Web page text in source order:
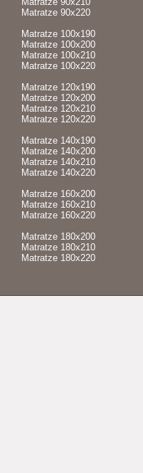
Matratze 90x220
Matratze 100x190
Matratze 100x200
Matratze 100x210
Matratze 100x220
Matratze 120x190
Matratze 120x200
Matratze 120x210
Matratze 120x220
Matratze 140x190
Matratze 140x200
Matratze 140x210
Matratze 140x220
Matratze 160x200
Matratze 160x210
Matratze 160x220
Matratze 180x200
Matratze 180x210
Matratze 180x220